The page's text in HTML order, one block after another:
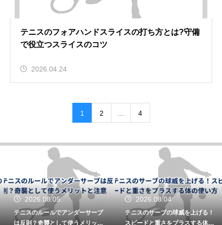
テニスのフォアハンドスライスの打ち方とは?守備
で役立つスライスのコツ
2026.04.24
1 2 4
2026.08.05
テニスのルールでアンダーサーブ
は反則？奇襲として使うメリット
2026.08.04
テニスのサーブの球威を上げる！
スピードと重さをプラスする体の